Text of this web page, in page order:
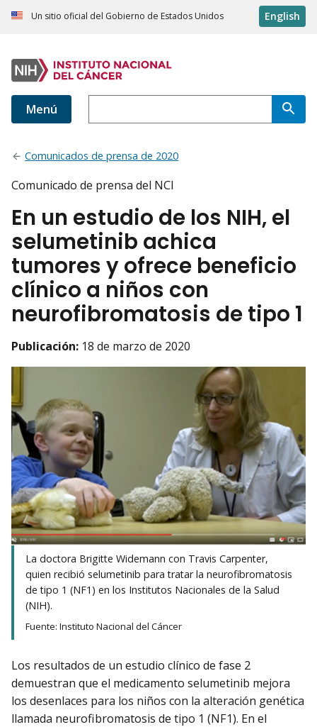
Un sitio oficial del Gobierno de Estados Unidos English
Menú
Comunicados de prensa de 2020
Comunicado de prensa del NCI
En un estudio de los NIH, el
selumetinib achica
tumores y ofrece beneficio
clínico a niños con
neurofibromatosis de tipo 1
Publicación: 18 de marzo de 2020
La doctora Brigitte Widemann con Travis Carpenter,
quien recibió selumetinib para tratar la neurofibromatosis
de tipo 1 (NF1) en los Institutos Nacionales de la Salud
(NIH).
Fuente: Instituto Nacional del Cáncer
Los resultados de un estudio clínico de fase 2
demuestran que el medicamento selumetinib mejora
los desenlaces para los niños con la alteración genética
llamada neurofibromatosis de tipo 1 (NF1). En el